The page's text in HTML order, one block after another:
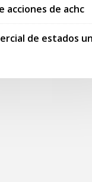
acciones de achc
de estados